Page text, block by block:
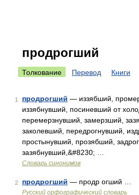
продрогший
Толкование Перевод Книги
1 продрогший — иззябший,
иззябнувший, посиневший от
перемерзнувший, замерзший,
заколевший, передрогнувший,
простынувший, прозябший,
зазябнувший,&#8230; …
Словарь синонимов
2 продрогший — продр огший …
Русский орфографический словарь